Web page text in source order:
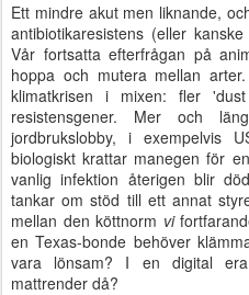
Ett mindre akut men liknande,
antibiotikaresistens (eller
Vår fortsatta efterfrågan på
hoppa och mutera mellan
klimatkrisen i mixen: fler
resistensgener. Mer och
jordbrukslobby, i exempelvis
biologiskt krattar manegen för
vanlig infektion återigen blir
tankar om stöd till ett annat
mellan den köttnorm vi
en Texas-bonde behöver
vara lönsam? I en digital
mattrender då?